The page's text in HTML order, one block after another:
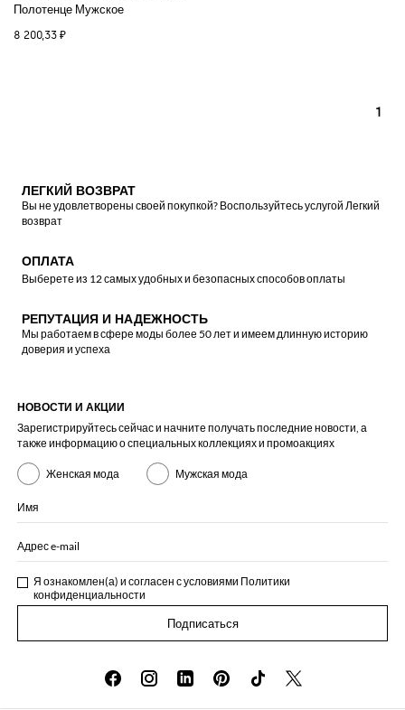
Полотенце Мужское
8 200,33 ₽
1
ЛЕГКИЙ ВОЗВРАТ
Вы не удовлетворены своей покупкой? Воспользуйтесь услугой Легкий
возврат
ОПЛАТА
Выберете из 12 самых удобных и безопасных способов оплаты
РЕПУТАЦИЯ И НАДЕЖНОСТЬ
Мы работаем в сфере моды более 50 лет и имеем длинную историю
доверия и успеха
НОВОСТИ И АКЦИИ
Зарегистрируйтесь сейчас и начните получать последние новости, а
также информацию о специальных коллекциях и промоакциях
Женская мода Мужская мода
Имя
Адрес e-mail
Я ознакомлен(а) и согласен с условиями Политики
конфиденциальности
Подписаться